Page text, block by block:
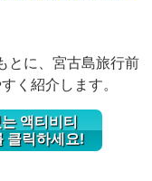
とに、宮古島旅行前
く紹介します。
액티비티
클릭하세요!